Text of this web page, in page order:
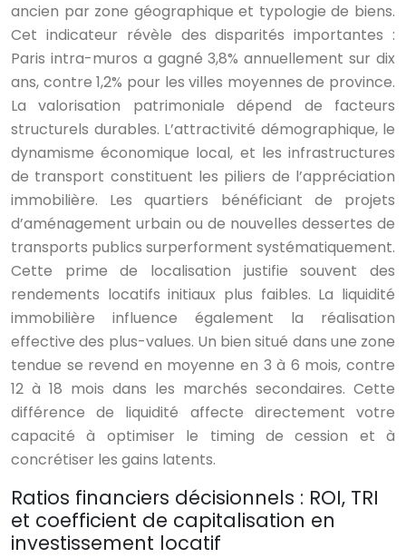
ancien par zone géographique et typologie de biens.
Cet indicateur révèle des disparités importantes :
Paris intra-muros a gagné 3,8% annuellement sur dix
ans, contre 1,2% pour les villes moyennes de province.
La valorisation patrimoniale dépend de facteurs
structurels durables. L’attractivité démographique, le
dynamisme économique local, et les infrastructures
de transport constituent les piliers de l’appréciation
immobilière. Les quartiers bénéficiant de projets
d’aménagement urbain ou de nouvelles dessertes de
transports publics surperforment systématiquement.
Cette prime de localisation justifie souvent des
rendements locatifs initiaux plus faibles. La liquidité
immobilière influence également la réalisation
effective des plus-values. Un bien situé dans une zone
tendue se revend en moyenne en 3 à 6 mois, contre
12 à 18 mois dans les marchés secondaires. Cette
différence de liquidité affecte directement votre
capacité à optimiser le timing de cession et à
concrétiser les gains latents.
Ratios financiers décisionnels : ROI, TRI
et coefficient de capitalisation en
investissement locatif